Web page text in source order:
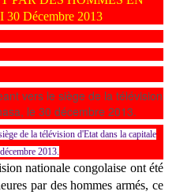
Décembre 2013
de la télévision d'Etat dans la capitale
2013.
nationale congolaise ont été
par des hommes armés, ce